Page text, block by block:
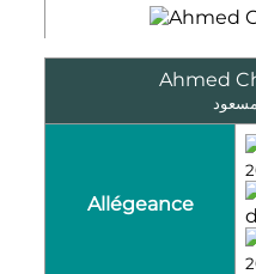
Ahmed
Allégeance